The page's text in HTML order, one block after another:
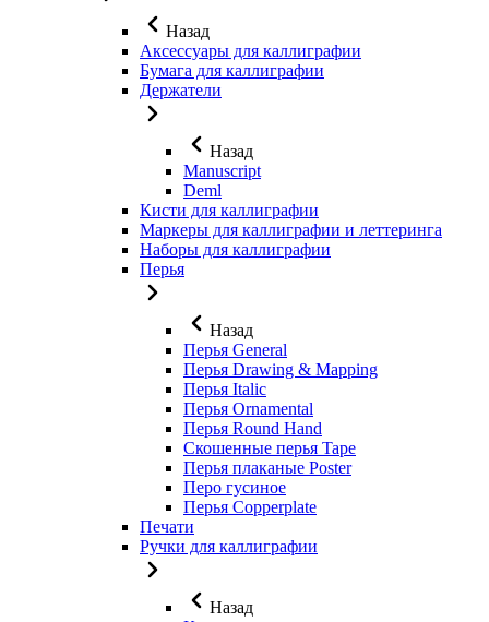
Назад
Аксессуары для каллиграфии
Бумага для каллиграфии
Держатели
Назад
Manuscript
Deml
Кисти для каллиграфии
Маркеры для каллиграфии и леттеринга
Наборы для каллиграфии
Перья
Назад
Перья General
Перья Drawing & Mapping
Перья Italic
Перья Ornamental
Перья Round Hand
Скошенные перья Tape
Перья плаканые Poster
Перо гусиное
Перья Copperplate
Печати
Ручки для каллиграфии
Назад